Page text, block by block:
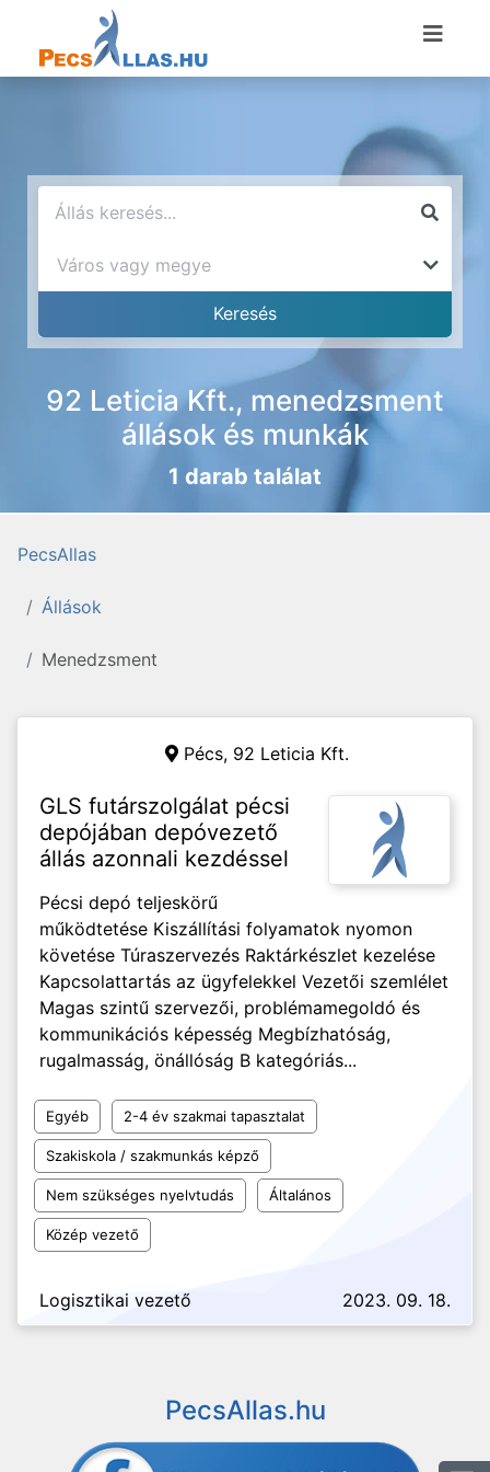
92 Leticia Kft., menedzsment
állások és munkák
1 darab találat
PecsAllas
Állások
Menedzsment
Pécs, 92 Leticia Kft.
GLS futárszolgálat pécsi
depójában depóvezető
állás azonnali kezdéssel
Pécsi depó teljeskörű
működtetése Kiszállítási folyamatok nyomon
követése Túraszervezés Raktárkészlet kezelése
Kapcsolattartás az ügyfelekkel Vezetői szemlélet
Magas szintű szervezői, problémamegoldó és
kommunikációs képesség Megbízhatóság,
rugalmasság, önállóság B kategóriás...
Egyéb 2-4 év szakmai tapasztalat
Szakiskola / szakmunkás képző
Nem szükséges nyelvtudás Általános
Közép vezető
Logisztikai vezető 2023. 09. 18.
PecsAllas.hu